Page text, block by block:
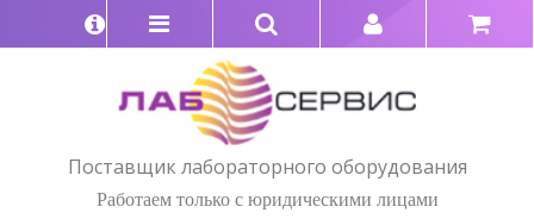
Поставщик лабораторного оборудования
Работаем только с юридическими лицами